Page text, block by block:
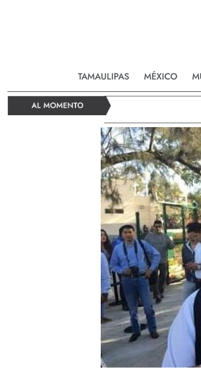
TAMAULIPAS MÉXICO